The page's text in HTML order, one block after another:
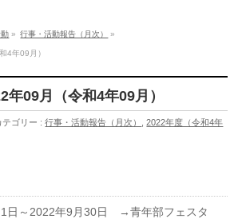
» 行事・活動報告（月次） »
4年09月）
年09月（令和4年09月）
テゴリー :行事・活動報告（月次） ,2022年度（令和4年
日～2022年9月30日 →青年部フェスタ